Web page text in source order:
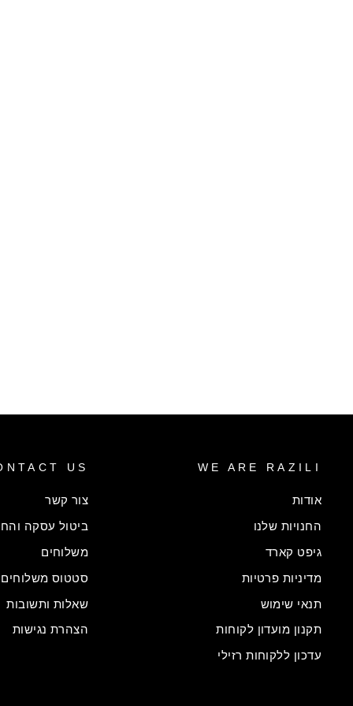
WE ARE RAZILI
אודות
החנויות שלנו
גיפט קארד
מדיניות פרטיות
תנאי שימוש
תקנון מועדון לקוחות
עדכון ללקוחות רזילי
US
צור קשר
ביטול עסקה
משלוחים
סטטוס משלוחים
שאלות ותשובות
הצהרת נגישות